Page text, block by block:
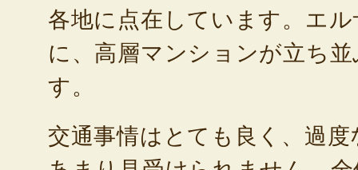
各地に点在しています。エ
に、高層マンションが立ち
す。
交通事情はとても良く、過